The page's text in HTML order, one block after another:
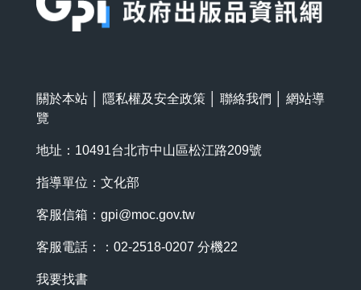
關於本站 隱私權及安全政策 聯絡我們
網站導
覽
地址：10491台北市中山區松江路209號
指導單位：文化部
客服信箱： gpi@moc.gov.tw
客服電話：：02-2518-0207 分機22
我要找書